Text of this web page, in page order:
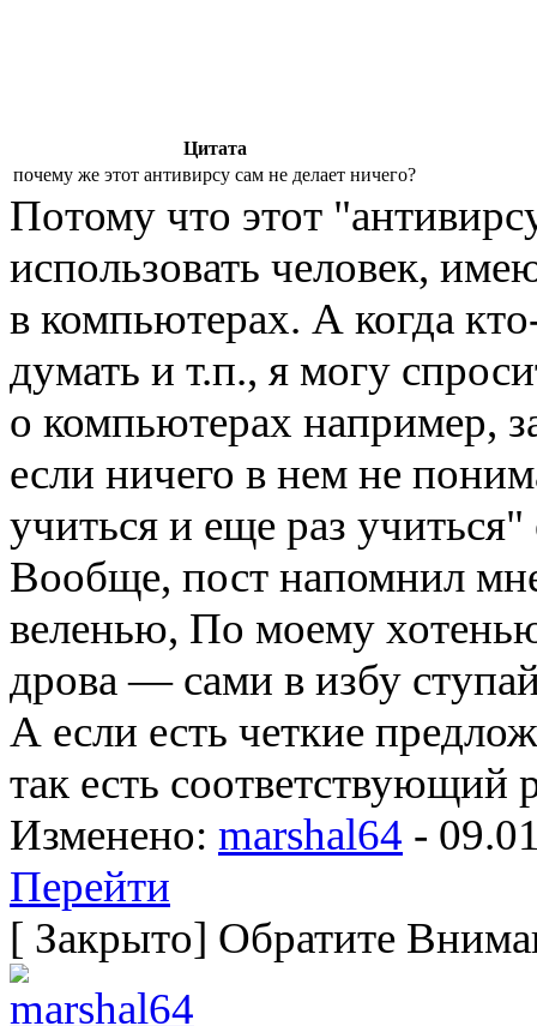
Цитата
почему же этот антивирсу сам не делает ничего?
Потому что этот
использовать человек,
в компьютерах. А когда
думать и т.п., я могу
о компьютерах например,
если ничего в нем не
учиться и еще раз
Вообще, пост напомнил
веленью, По моему
дрова — сами в избу
А если есть четкие
так есть соответствующий
Изменено: marshal64 -
Перейти
[ Закрыто] Обратите